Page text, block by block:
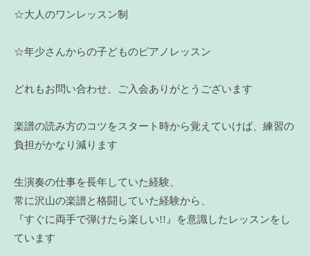
☆大人のワンレッスン制
☆年少さんからの子どものピアノレッスン
どれもお問い合わせ、ご入会ありがとうございます
楽譜の読み方のコツをスタート時から覚えていけば、練習の
負担がかなり減ります
生演奏の仕事を長年していた経験、
常に沢山の楽譜と格闘していた経験から、
『すぐに両手で弾けたら楽しい!!』を意識したレッスンをし
ています